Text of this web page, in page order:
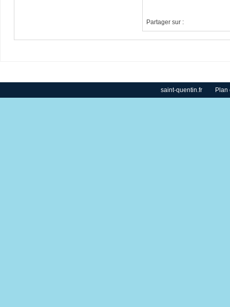
Partager sur :
saint-quentin.fr Plan